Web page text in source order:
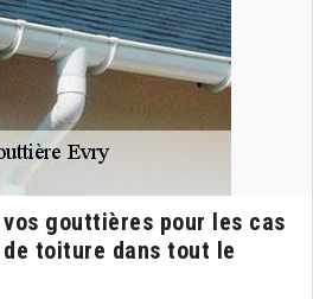
gouttières pour les cas
toiture dans tout le